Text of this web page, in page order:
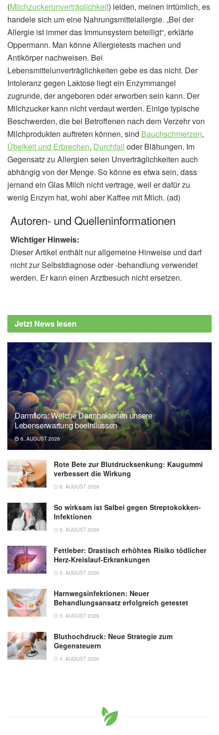
(Milchzuckerunverträglichkeit) leiden, meinen irrtümlich, es
handele sich um eine Nahrungsmittelallergie. „Bei der
Allergie ist immer das Immunsystem beteiligt“, erklärte
Oppermann. Man könne Allergietests machen und
Antikörper nachweisen. Bei
Lebensmittelunverträglichkeiten gebe es das nicht. Der
Intoleranz gegen Laktose liegt ein Enzymmangel
zugrunde, der angeboren oder erworben sein kann. Der
Milchzucker kann nicht verdaut werden. Einige typische
Beschwerden, die bei Betroffenen nach dem Verzehr von
Milchprodukten auftreten können, sind Bauchschmerzen,
Übelkeit und Erbrechen, Durchfall oder Blähungen. Im
Gegensatz zu Allergien seien Unverträglichkeiten auch
abhängig von der Menge. So könne es etwa sein, dass
jemand ein Glas Milch nicht vertrage, weil er dafür zu
wenig Enzym hat, wohl aber Kaffee mit Milch. (ad)
Autoren- und Quelleninformationen
Wichtiger Hinweis:
Dieser Artikel enthält nur allgemeine Hinweise und darf
nicht zur Selbstdiagnose oder -behandlung verwendet
werden. Er kann einen Arztbesuch nicht ersetzen.
Jetzt News lesen
Darmflora: Welche Darmbakterien unsere
Lebenserwartung beeinflussen
6. AUGUST 2026
Rote Bete zur Blutdrucksenkung: Kaugummi
verbessert die Wirkung
6. AUGUST 2026
So wirksam ist Salbei gegen Streptokokken-
Infektionen
6. AUGUST 2026
Fettleber: Drastisch erhöhtes Risiko tödlicher
Herz-Kreislauf-Erkrankungen
5. AUGUST 2026
Harnwegsinfektionen: Neuer
Behandlungsansatz erfolgreich getestet
5. AUGUST 2026
Bluthochdruck: Neue Strategie zum
Gegensteuern
4. AUGUST 2026